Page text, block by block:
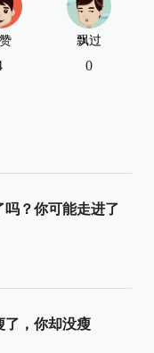
飘过
0
吗？你可能走进了
了，你却没瘦